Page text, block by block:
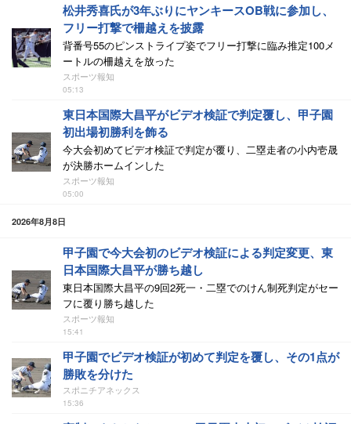
松井秀喜氏が3年ぶりにヤンキースOB戦に参加し、
フリー打撃で柵越えを披露
背番号55のピンストライプ姿でフリー打撃に臨み推定100メ
ートルの柵越えを放った
スポーツ報知
05:13
東日本国際大昌平がビデオ検証で判定覆し、甲子園
初出場初勝利を飾る
今大会初めてビデオ検証で判定が覆り、二塁走者の小内壱晟
が決勝ホームインした
スポーツ報知
05:00
2026年8月8日
甲子園で今大会初のビデオ検証による判定変更、東
日本国際大昌平が勝ち越し
東日本国際大昌平の9回2死一・二塁でのけん制死判定がセー
フに覆り勝ち越した
スポーツ報知
15:41
甲子園でビデオ検証が初めて判定を覆し、その1点が
勝敗を分けた
スポニチアネックス
15:36